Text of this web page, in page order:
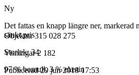
Ny
Det fattas en knapp längre ner, markerad
sänkt pris
Storlek: 34
97 % bomull, 3 % elastin
Objektnr 315 028 275
Visningar 2 182
Publicerad 29 jun 2018 17:53